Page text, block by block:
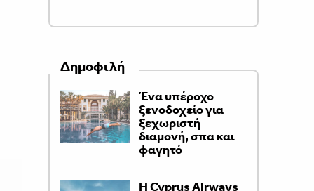
Δημοφιλή
Ένα υπέροχο
ξενοδοχείο για
ξεχωριστή
διαμονή, σπα και
φαγητό
H Cyprus Airways